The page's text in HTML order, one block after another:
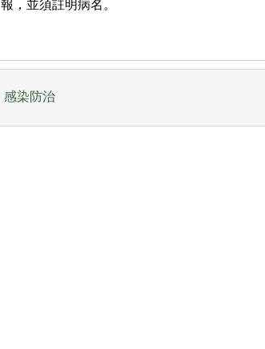
報，並須註明病名。
感染防治